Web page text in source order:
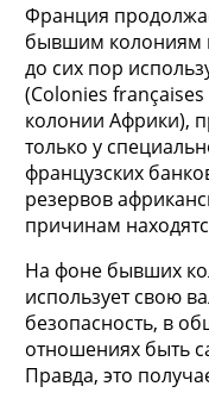
Франция
бывшим колониям
до сих пор
(Colonies
колонии Африки),
только у
французских
резервов
причинам
На фоне бывших
использует свою
безопасность, в
отношениях быть
Правда, это